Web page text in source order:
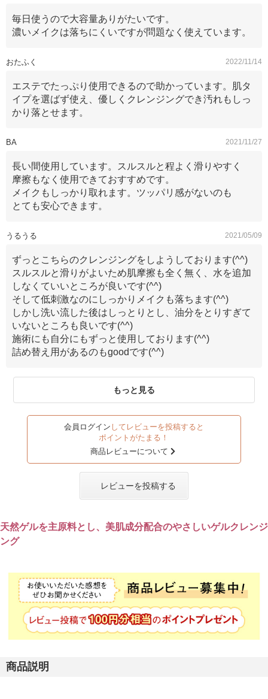
毎日使うので大容量ありがたいです。
濃いメイクは落ちにくいですが問題なく使えています。
おたふく 2022/11/14
エステでたっぷり使用できるので助かっています。肌タ
イプを選ばず使え、優しくクレンジングでき汚れもしっ
かり落とせます。
BA 2021/11/27
長い間使用しています。スルスルと程よく滑りやすく
摩擦もなく使用できておすすめです。
メイクもしっかり取れます。ツッパリ感がないのも
とても安心できます。
うるうる 2021/05/09
ずっとこちらのクレンジングをしようしております(^^)
スルスルと滑りがよいため肌摩擦も全く無く、水を追加
しなくていいところが良いです(^^)
そして低刺激なのにしっかりメイクも落ちます(^^)
しかし洗い流した後はしっとりとし、油分をとりすぎて
いないところも良いです(^^)
施術にも自分にもずっと使用しております(^^)
詰め替え用があるのもgoodです(^^)
もっと見る
会員ログイン してレビューを投稿すると
ポイントがたまる！
商品レビューについて
レビューを投稿する
天然ゲルを主原料とし、美肌成分配合のやさしいゲルクレンジ
ング
商品説明